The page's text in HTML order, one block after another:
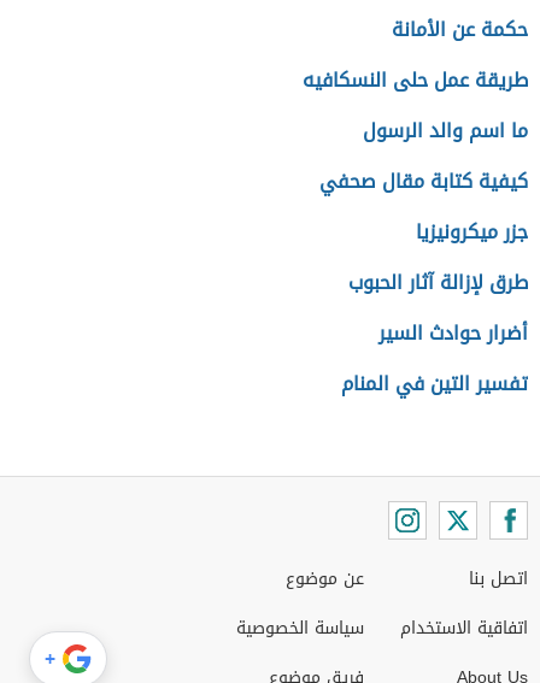
حكمة عن الأمانة
طريقة عمل حلى النسكافيه
ما اسم والد الرسول
كيفية كتابة مقال صحفي
جزر ميكرونيزيا
طرق لإزالة آثار الحبوب
أضرار حوادث السير
تفسير التين في المنام
اتصل بنا
اتفاقية الاستخدام
عن موضوع
سياسة الخصوصية
+